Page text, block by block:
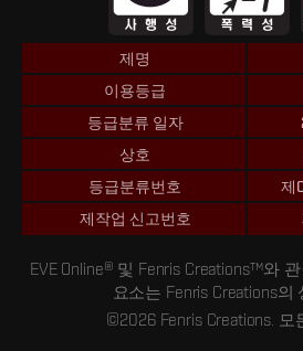
제명
이용등급
등급분류 일자
상호
등급분류번호
제
제작업 신고번호
EVE Online® 및 Fenris Creations™와
요소는 Fenris Creations의
©2026 Fenris Creations. 모